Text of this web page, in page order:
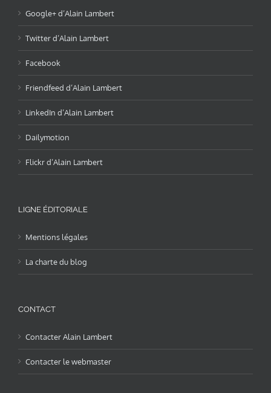
Google+ d’Alain Lambert
Twitter d’Alain Lambert
Facebook
Friendfeed d’Alain Lambert
LinkedIn d’Alain Lambert
Dailymotion
Flickr d’Alain Lambert
LIGNE ÉDITORIALE
Mentions légales
La charte du blog
CONTACT
Contacter Alain Lambert
Contacter le webmaster